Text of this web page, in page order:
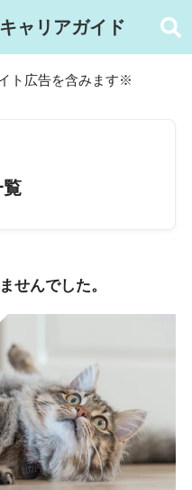
ャリアガイド
ト広告を含みます※
覧
せんでした。